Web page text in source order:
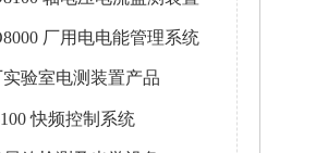
厂用电电能管理系统
实验室电测装置产品
快频控制系统